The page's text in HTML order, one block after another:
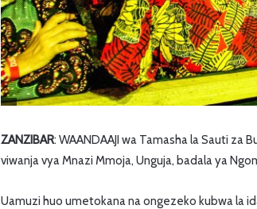
ZANZIBAR: WAANDAAJI wa Tamasha la Sauti
viwanja vya Mnazi Mmoja, Unguja, badala ya
Uamuzi huo umetokana na ongezeko kubwa la